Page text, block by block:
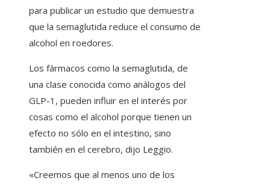
para publicar un estudio que demuestra
que la semaglutida reduce el consumo de
alcohol en roedores.
Los fármacos como la semaglutida, de
una clase conocida como análogos del
GLP-1, pueden influir en el interés por
cosas como el alcohol porque tienen un
efecto no sólo en el intestino, sino
también en el cerebro, dijo Leggio.
«Creemos que al menos uno de los